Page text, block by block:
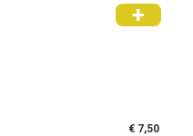
+
€ 7,50